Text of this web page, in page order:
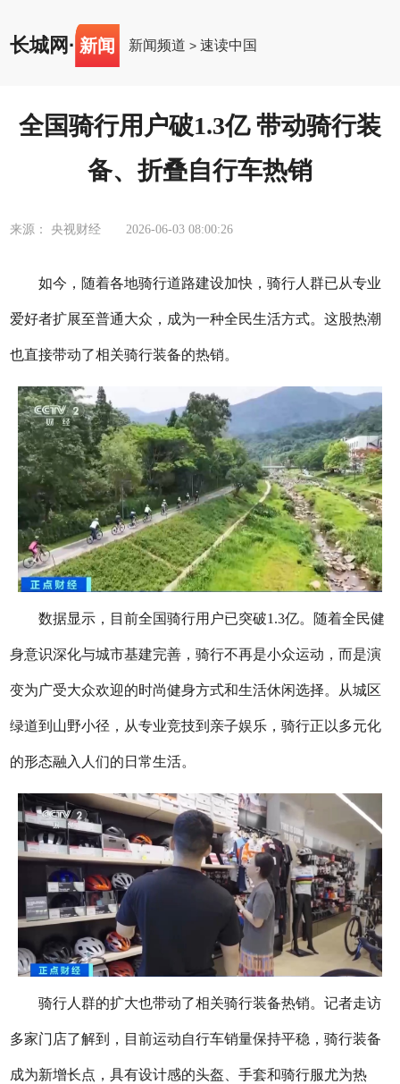
长城网 · 新闻 新闻频道 >速读中国
全国骑行用户破1.3亿 带动骑行装
备、折叠自行车热销
来源： 央视财经 2026-06-03 08:00:26
如今，随着各地骑行道路建设加快，骑行人群已从专业
爱好者扩展至普通大众，成为一种全民生活方式。这股热潮
也直接带动了相关骑行装备的热销。
数据显示，目前全国骑行用户已突破1.3亿。随着全民健
身意识深化与城市基建完善，骑行不再是小众运动，而是演
变为广受大众欢迎的时尚健身方式和生活休闲选择。从城区
绿道到山野小径，从专业竞技到亲子娱乐，骑行正以多元化
的形态融入人们的日常生活。
骑行人群的扩大也带动了相关骑行装备热销。记者走访
多家门店了解到，目前运动自行车销量保持平稳，骑行装备
成为新增长点，具有设计感的头盔、手套和骑行服尤为热